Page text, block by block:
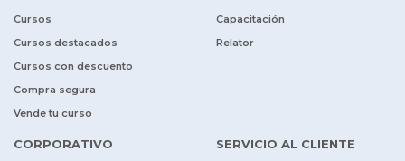
Cursos
Cursos destacados
Cursos con descuento
Compra segura
Vende tu curso
Capacitación
Relator
CORPORATIVO SERVICIO AL CLIENTE